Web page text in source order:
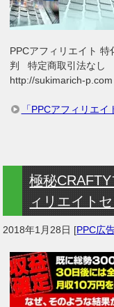
PPCアフィリエイト
判 特定商取引法な
http://sukimarich-p.com
「PPCアフィリエ
極秘
ィリエイト
2018年1月28日 [PPC広